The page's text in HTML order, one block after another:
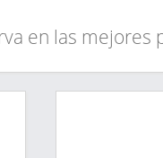
en las mejores